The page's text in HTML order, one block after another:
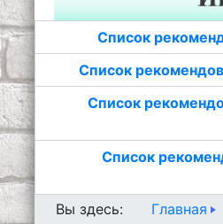
Список
Список
Список
Список
Вы здесь:
Главная